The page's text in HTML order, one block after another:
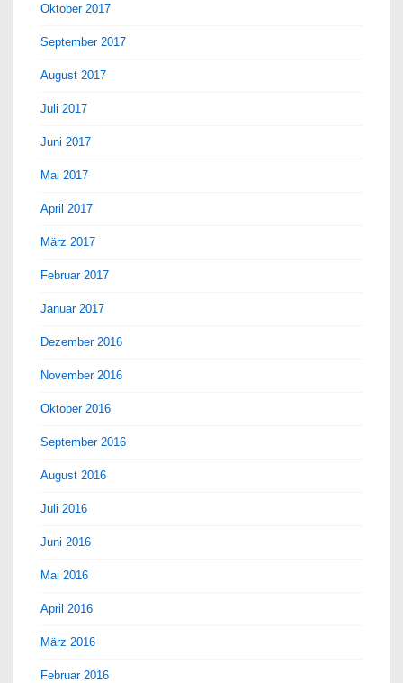
Oktober 2017
September 2017
August 2017
Juli 2017
Juni 2017
Mai 2017
April 2017
März 2017
Februar 2017
Januar 2017
Dezember 2016
November 2016
Oktober 2016
September 2016
August 2016
Juli 2016
Juni 2016
Mai 2016
April 2016
März 2016
Februar 2016